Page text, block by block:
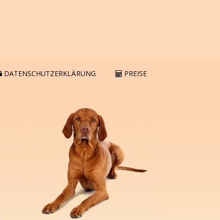
DATENSCHUTZERKLÄRUNG PREISE